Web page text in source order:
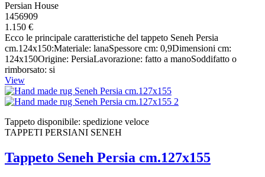
Persian House
1456909
1.150 €
Ecco le principale caratteristiche del tappeto Seneh Persia
cm.124x150:Materiale: lanaSpessore cm: 0,9Dimensioni cm:
124x150Origine: PersiaLavorazione: fatto a manoSoddifatto o
rimborsato: si
View
Tappeto disponibile: spedizione veloce
TAPPETI PERSIANI SENEH
Tappeto Seneh Persia cm.127x155